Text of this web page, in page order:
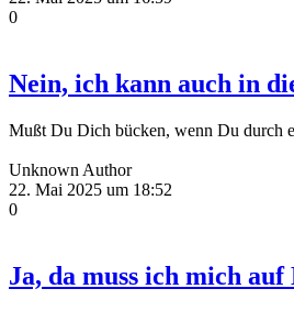
0
Nein, ich kann auch in
Mußt Du Dich bücken, wenn Du durch
Unknown Author
22. Mai 2025 um 18:52
0
Ja, da muss ich mich auf